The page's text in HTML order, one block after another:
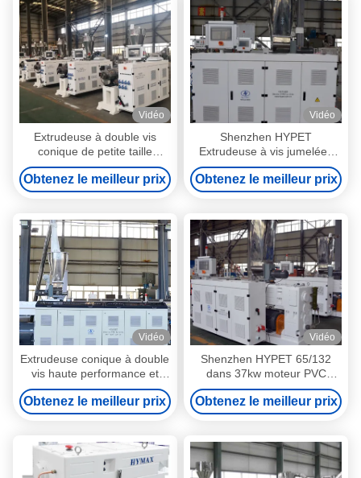
Vidéo
Extrudeuse à double vis
conique de petite taille
Shenzhen HYPET ZS35/80
45/100 51/110
Obtenez le meilleur prix
Vidéo
Shenzhen HYPET
Extrudeuse à vis jumelées
coniques ZS55/120 65/132
80/156, la plus populaire et la
plus vendue
Obtenez le meilleur prix
Vidéo
Extrudeuse conique à double
vis haute performance et
grande taille Shenzhen
HYPET ZS80/173 95/188
110/220
Obtenez le meilleur prix
Vidéo
Shenzhen HYPET 65/132
dans 37kw moteur PVC
machine d'extrusion
extrudeuse à double vis
conique
Obtenez le meilleur prix